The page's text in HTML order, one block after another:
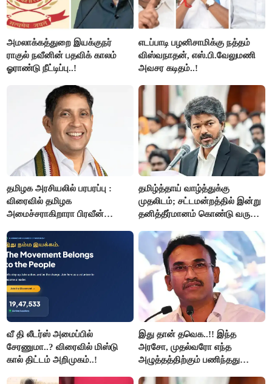
அமலாக்கத்துறை இயக்குநர்
ராகுல் நவீனின் பதவிக் காலம்
ஓராண்டு நீட்டிப்பு..!
எடப்பாடி பழனிசாமிக்கு நத்தம்
விஸ்வநாதன், எஸ்.பி.வேலுமணி
அவசர கடிதம்..!
தமிழக அரசியலில் பரபரப்பு :
விரைவில் தமிழக
அமைச்சராகிறாரா பிரவீன்
தமிழ்த்தாய் வாழ்த்துக்கு
முதலிடம்; சட்டமன்றத்தில் இன்று
தனித்தீர்மானம் கொண்டு வரும்
வீ தி லீடர்ஸ் அமைப்பில்
சேரணுமா..? விரைவில் மிஸ்டு
கால் திட்டம் அறிமுகம்..!
இது தான் தவெக..!! இந்த
அரசோ, முதல்வரோ எந்த
அழுத்தத்திற்கும் பணிந்தது